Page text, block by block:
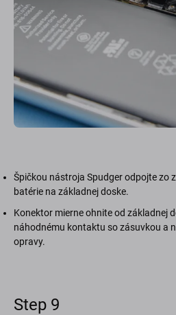
Špičkou nástroja Spudger odpojte zo
batérie na základnej doske.
Konektor mierne ohnite od základnej
náhodnému kontaktu so zásuvkou a
opravy.
Step 9